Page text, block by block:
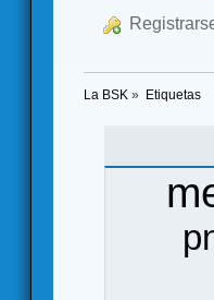
La BSK » Etiquetas